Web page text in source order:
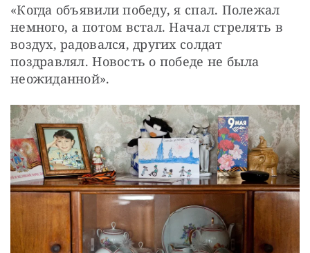
«Когда объявили победу, я спал. Полежал
немного, а потом встал. Начал стрелять в
воздух, радовался, других солдат
поздравлял. Новость о победе не была
неожиданной».